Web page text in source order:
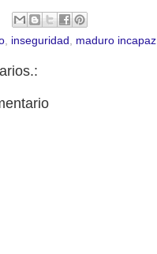
, inseguridad maduro incapaz,